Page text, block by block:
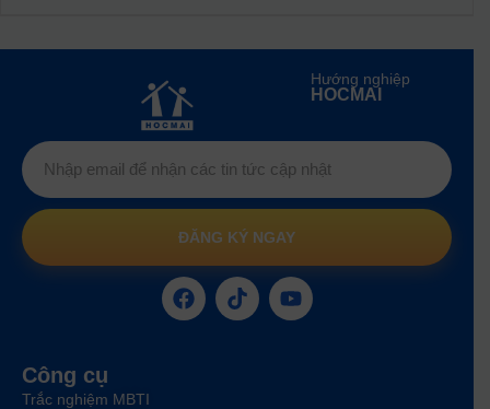
Hướng nghiệp
HOCMAI
ĐĂNG KÝ NGAY
Công cụ
Trắc nghiệm MBTI